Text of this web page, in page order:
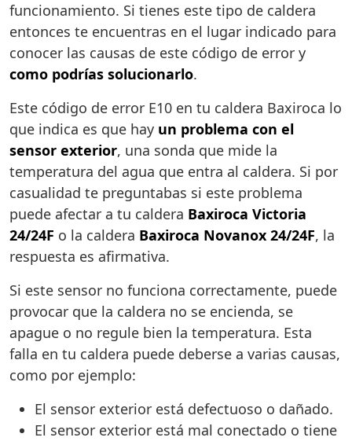
funcionamiento. Si tienes este tipo de caldera
entonces te encuentras en el lugar indicado para
conocer las causas de este código de error y
como podrías solucionarlo.
Este código de error E10 en tu caldera Baxiroca lo
que indica es que hay un problema con el
sensor exterior, una sonda que mide la
temperatura del agua que entra al caldera. Si por
casualidad te preguntabas si este problema
puede afectar a tu caldera Baxiroca Victoria
24/24F o la caldera Baxiroca Novanox 24/24F, la
respuesta es afirmativa.
Si este sensor no funciona correctamente, puede
provocar que la caldera no se encienda, se
apague o no regule bien la temperatura. Esta
falla en tu caldera puede deberse a varias causas,
como por ejemplo:
El sensor exterior está defectuoso o dañado.
El sensor exterior está mal conectado o tiene